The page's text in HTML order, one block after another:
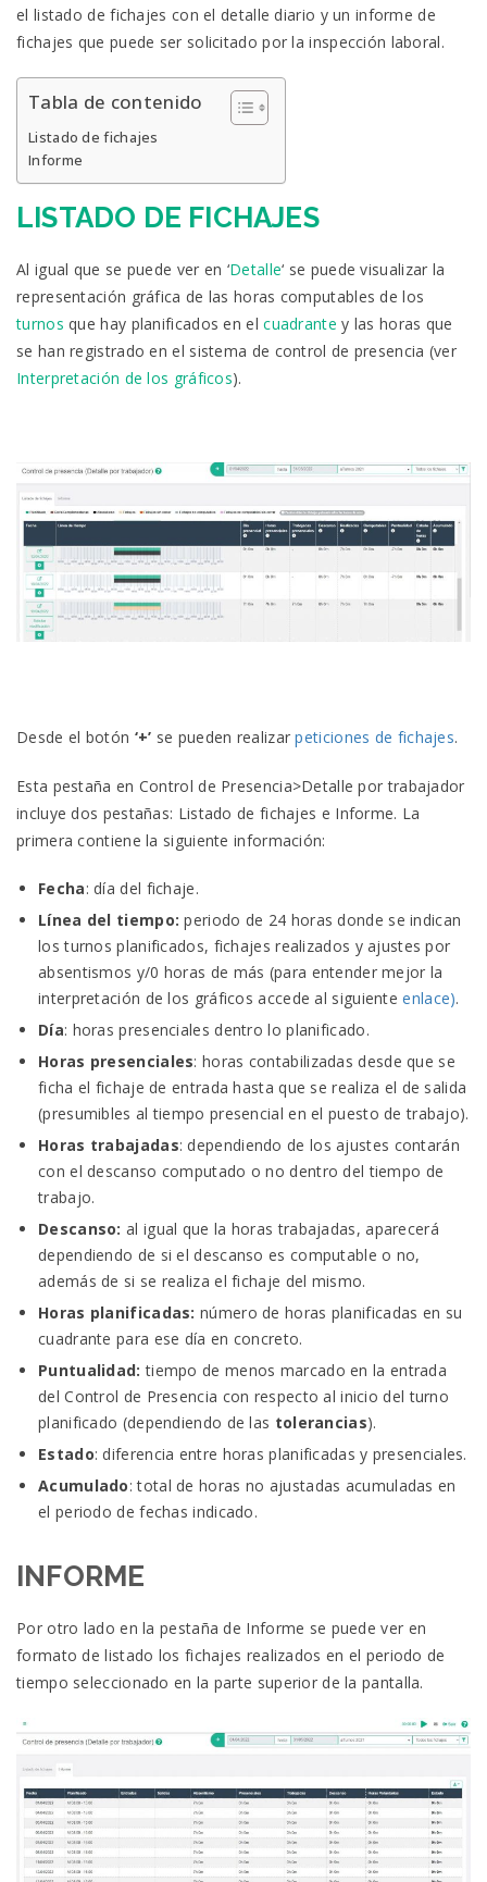
el listado de fichajes con el detalle diario y un informe de
fichajes que puede ser solicitado por la inspección laboral.
Tabla de contenido
Listado de fichajes
Informe
LISTADO DE FICHAJES
Al igual que se puede ver en ‘Detalle‘ se puede visualizar la
representación gráfica de las horas computables de los
turnos que hay planificados en elcuadrante y las horas que
se han registrado en el sistema de control de presencia (ver
Interpretación de los gráficos).
Desde el botón ‘+’ se pueden realizarpeticiones de fichajes.
Esta pestaña en Control de Presencia>Detalle por trabajador
incluye dos pestañas: Listado de fichajes e Informe. La
primera contiene la siguiente información:
Fecha: día del fichaje.
Línea del tiempo: periodo de 24 horas donde se indican
los turnos planificados, fichajes realizados y ajustes por
absentismos y/0 horas de más (para entender mejor la
interpretación de los gráficos accede al siguiente enlace).
Día: horas presenciales dentro lo planificado.
Horas presenciales: horas contabilizadas desde que se
ficha el fichaje de entrada hasta que se realiza el de salida
(presumibles al tiempo presencial en el puesto de trabajo).
Horas trabajadas: dependiendo de los ajustes contarán
con el descanso computado o no dentro del tiempo de
trabajo.
Descanso: al igual que la horas trabajadas, aparecerá
dependiendo de si el descanso es computable o no,
además de si se realiza el fichaje del mismo.
Horas planificadas: número de horas planificadas en su
cuadrante para ese día en concreto.
Puntualidad: tiempo de menos marcado en la entrada
del Control de Presencia con respecto al inicio del turno
planificado (dependiendo de las tolerancias).
Estado: diferencia entre horas planificadas y presenciales.
Acumulado: total de horas no ajustadas acumuladas en
el periodo de fechas indicado.
INFORME
Por otro lado en la pestaña de Informe se puede ver en
formato de listado los fichajes realizados en el periodo de
tiempo seleccionado en la parte superior de la pantalla.